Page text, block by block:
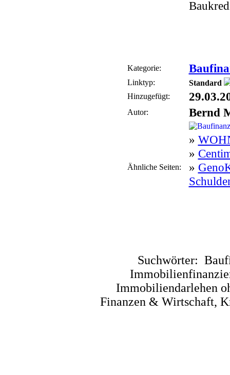
Kategorie:
Linktyp:
Standard
Hinzugefügt:
Autor: Bernd
Ähnliche Seiten:
»
»
»
Suchwörter:
Immobiliendarlehen
Finanzen & Wirtschaft,